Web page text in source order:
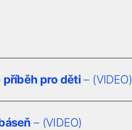
příběh pro děti – (VIDEO)
– (VIDEO)